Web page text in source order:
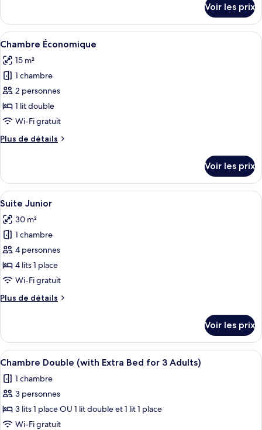
le
type
de
Suite
Standard
Voir les prix
Afficher
toutes
les
photos
pour
ce
type
chambre :
Un lit double avec une tête de lit en
3
Chambre Économique
15 m²
1 chambre
2 personnes
1 lit double
Wi-Fi gratuit
Plus de détails
Plus
le
type
de
Chambre
Économique
Voir les prix
Afficher
toutes
les
photos
pour
ce
type
chambre :
Un lit double avec deux oreillers,
7
Suite Junior
30 m²
1 chambre
4 personnes
4 lits 1 place
Wi-Fi gratuit
Plus de détails
Plus
le
type
de
Suite
Junior
Voir les prix
Afficher
toutes
les
photos
pour
ce
Un lit double avec une tête de lit et
6
Chambre Double (with Extra Bed for 3 Adults)
1 chambre
3 personnes
3 lits 1 place OU 1 lit double et 1 lit 1 place
Wi-Fi gratuit